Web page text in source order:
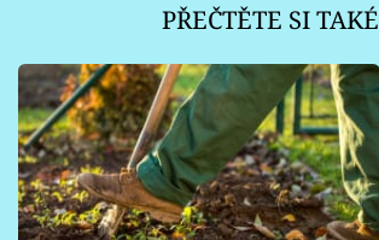
PŘEČTĚTE SI TAKÉ